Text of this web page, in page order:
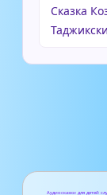
Сказка
Аудиосказки для детей